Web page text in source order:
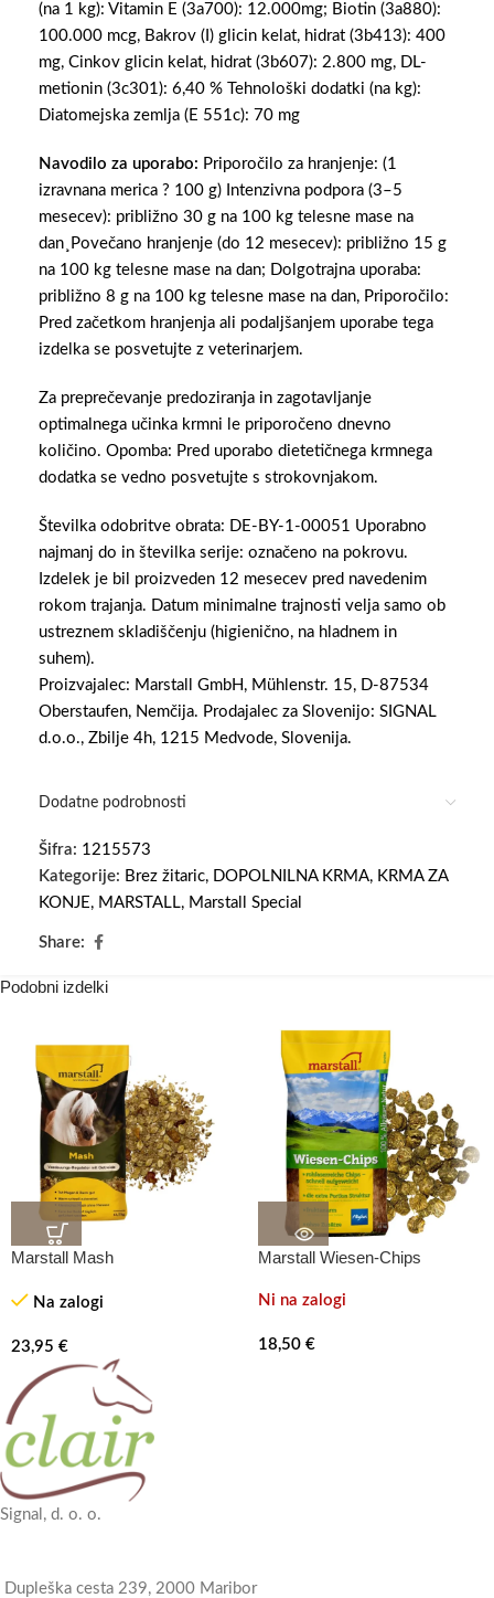
(na 1 kg): Vitamin E (3a700): 12.000mg; Biotin (3a880):
100.000 mcg, Bakrov (I) glicin kelat, hidrat (3b413): 400
mg, Cinkov glicin kelat, hidrat (3b607): 2.800 mg, DL-
metionin (3c301): 6,40 % Tehnološki dodatki (na kg):
Diatomejska zemlja (E 551c): 70 mg
Navodilo za uporabo: Priporočilo za hranjenje: (1
izravnana merica ? 100 g) Intenzivna podpora (3–5
mesecev): približno 30 g na 100 kg telesne mase na
dan¸Povečano hranjenje (do 12 mesecev): približno 15 g
na 100 kg telesne mase na dan; Dolgotrajna uporaba:
približno 8 g na 100 kg telesne mase na dan, Priporočilo:
Pred začetkom hranjenja ali podaljšanjem uporabe tega
izdelka se posvetujte z veterinarjem.
Za preprečevanje predoziranja in zagotavljanje
optimalnega učinka krmni le priporočeno dnevno
količino. Opomba: Pred uporabo dietetičnega krmnega
dodatka se vedno posvetujte s strokovnjakom.
Številka odobritve obrata: DE-BY-1-00051 Uporabno
najmanj do in številka serije: označeno na pokrovu.
Izdelek je bil proizveden 12 mesecev pred navedenim
rokom trajanja. Datum minimalne trajnosti velja samo ob
ustreznem skladiščenju (higienično, na hladnem in
suhem).
Proizvajalec: Marstall GmbH, Mühlenstr. 15, D-87534
Oberstaufen, Nemčija. Prodajalec za Slovenijo: SIGNAL
d.o.o., Zbilje 4h, 1215 Medvode, Slovenija.
Dodatne podrobnosti
Šifra: 1215573
Kategorije: Brez žitaric, DOPOLNILNA KRMA, KRMA ZA
KONJE, MARSTALL, Marstall Special
Share:
Podobni izdelki
Marstall Mash
Na zalogi
23,95 €
Marstall Wiesen-Chips
Ni na zalogi
18,50 €
Signal, d. o. o.
Dupleška cesta 239, 2000 Maribor